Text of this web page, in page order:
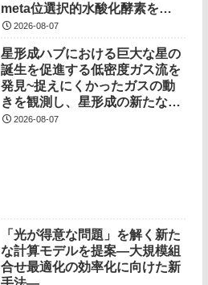
meta位選択的水酸化酵素を開
発～2026-08-07
星形成ハブにおける巨大な星の
誕生を促進する低密度ガス流を
発見~捉えにくかったガスの動
きを観測し、星形成の新たなプ
ロセスを明らかに~
2026-08-07
「光が得意な問題」を解く新た
な計算モデルを提案―大規模組
合せ最適化の効率化に向けた新